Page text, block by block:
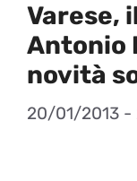
Varese,
Antonio
novità
20/01/2013 -